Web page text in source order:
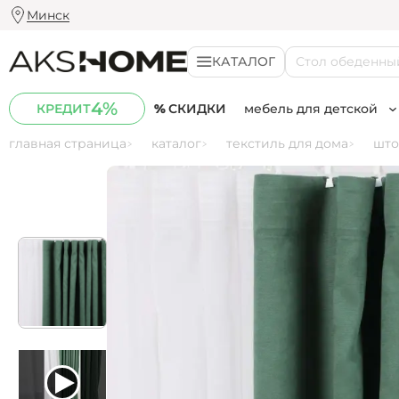
Минск
КАТАЛОГ
кухонные
барные
табуреты
кресла-качалки
Ком
КРЕДИТ4% СКИДКИ мебель для детской
Комната для
Комната для
Комната для
главная страница каталог текстиль для дома